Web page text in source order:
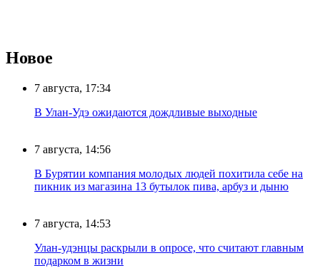
Новое
7 августа, 17:34
В Улан-Удэ ожидаются дождливые выходные
7 августа, 14:56
В Бурятии компания молодых людей похитила себе на
пикник из магазина 13 бутылок пива, арбуз и дыню
7 августа, 14:53
Улан-удэнцы раскрыли в опросе, что считают главным
подарком в жизни